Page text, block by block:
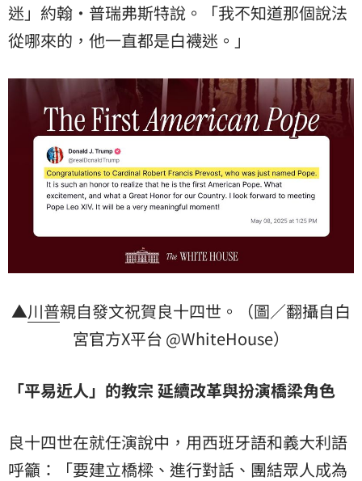
迷」約翰・普瑞弗斯特說。「我不知道那個說法
從哪來的，他一直都是白襪迷。」
▲川普親自發文祝賀良十四世。（圖／翻攝自白
宮官方X平台 @WhiteHouse）
「平易近人」的教宗 延續改革與扮演橋梁角色
良十四世在就任演說中，用西班牙語和義大利語
呼籲：「要建立橋樑、進行對話、團結眾人成為